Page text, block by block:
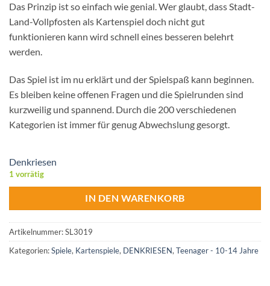
Das Prinzip ist so einfach wie genial. Wer glaubt, dass Stadt-
Land-Vollpfosten als Kartenspiel doch nicht gut
funktionieren kann wird schnell eines besseren belehrt
werden.
Das Spiel ist im nu erklärt und der Spielspaß kann beginnen.
Es bleiben keine offenen Fragen und die Spielrunden sind
kurzweilig und spannend. Durch die 200 verschiedenen
Kategorien ist immer für genug Abwechslung gesorgt.
Denkriesen
1 vorrätig
IN DEN WARENKORB
Artikelnummer:SL3019
Kategorien:Spiele, Kartenspiele, DENKRIESEN,Teenager - 10-14 Jahre